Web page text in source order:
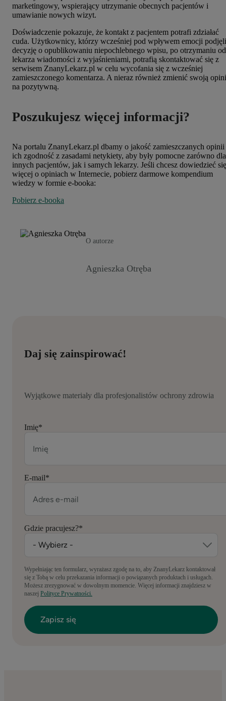
marketingowy, wspierający utrzymanie obecnych pacjentów i
umawianie nowych wizyt.
Doświadczenie pokazuje, że kontakt z pacjentem potrafi zdziałać
cuda. Użytkownicy, którzy wcześniej pod wpływem emocji podjęli
decyzję o opublikowaniu niepochlebnego wpisu, po otrzymaniu od
lekarza wiadomości z wyjaśnieniami, potrafią skontaktować się z
serwisem ZnanyLekarz.pl w celu wycofania się z wcześniej
zamieszczonego komentarza. A nieraz również zmienić swoją
na pozytywną.
Poszukujesz więcej informacji?
Na portalu ZnanyLekarz.pl dbamy o jakość zamieszczanych
ich zgodność z zasadami netykiety, aby były pomocne zarówno dla
innych pacjentów, jak i samych lekarzy. Jeśli chcesz dowiedzieć się
więcej o opiniach w Internecie, pobierz darmowe kompendium
wiedzy w formie e-booka:
Pobierz e-booka
O autorze
Agnieszka Otręba
Daj się zainspirować!
Wyjątkowe materiały dla profesjonalistów ochrony zdrowia
Imię*
E-mail*
Gdzie pracujesz?*
Wypełniając ten formularz, wyrażasz zgodę na to, aby ZnanyLekarz kontaktował
się z Tobą w celu przekazania informacji o powiązanych produktach i usługach.
Możesz zrezygnować w dowolnym momencie. Więcej informacji znajdziesz w
naszej Polityce Prywatności.